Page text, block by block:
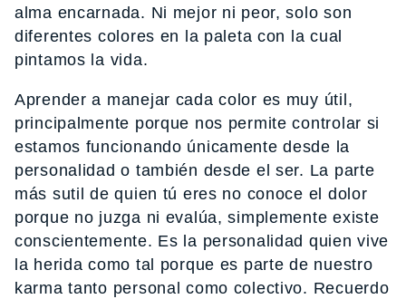
alma encarnada. Ni mejor ni peor, solo son
diferentes colores en la paleta con la cual
pintamos la vida.
Aprender a manejar cada color es muy útil,
principalmente porque nos permite controlar si
estamos funcionando únicamente desde la
personalidad o también desde el ser. La parte
más sutil de quien tú eres no conoce el dolor
porque no juzga ni evalúa, simplemente existe
conscientemente. Es la personalidad quien vive
la herida como tal porque es parte de nuestro
karma tanto personal como colectivo. Recuerdo